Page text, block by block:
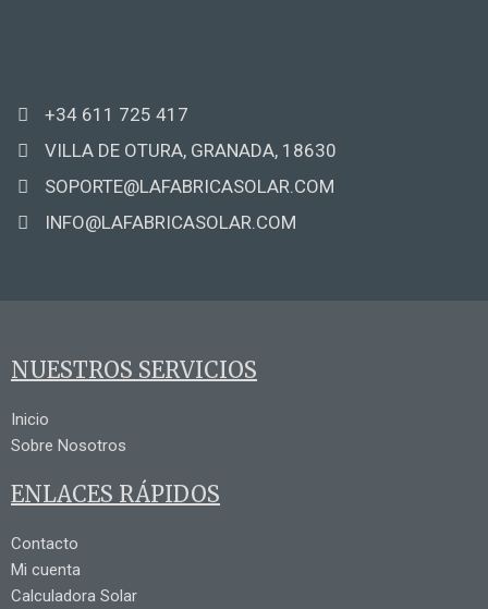
+34 611 725 417
VILLA DE OTURA, GRANADA, 18630
SOPORTE@LAFABRICASOLAR.COM
INFO@LAFABRICASOLAR.COM
NUESTROS SERVICIOS
Inicio
Sobre Nosotros
ENLACES RÁPIDOS
Contacto
Mi cuenta
Calculadora Solar